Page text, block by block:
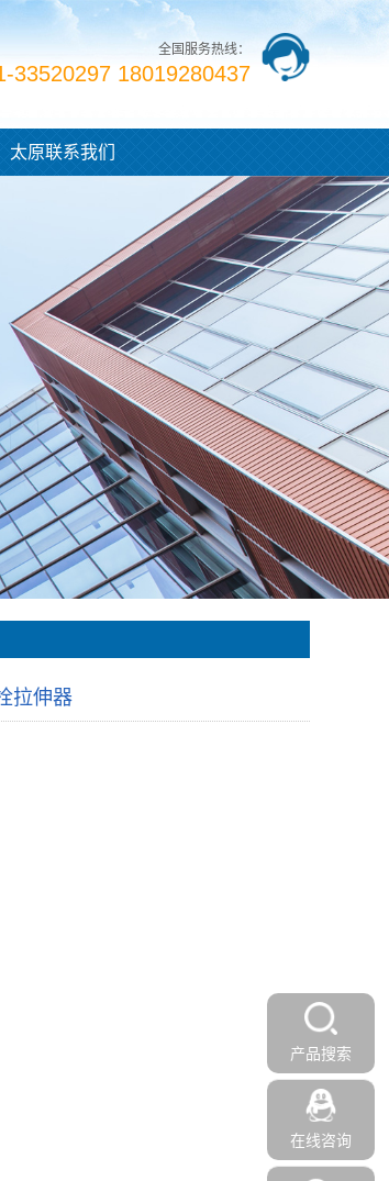
全国服务热线：
33520297 18019280437
太原联系我们
拉伸器
产品搜索
在线咨询